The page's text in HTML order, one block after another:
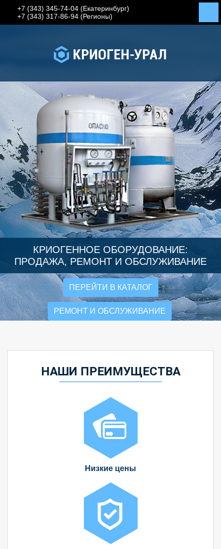
+7 (343) 345-74-04 (Екатеринбург)
+7 (343) 317-86-94 (Регионы)
КРИОГЕННОЕ ОБОРУДОВАНИЕ:
ПРОДАЖА, РЕМОНТ И ОБСЛУЖИВАНИЕ
ПЕРЕЙТИ В КАТАЛОГ
РЕМОНТ И ОБСЛУЖИВАНИЕ
НАШИ ПРЕИМУЩЕСТВА
Низкие цены